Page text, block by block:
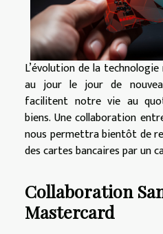
L’évolution de la
au jour le jour de
facilitent notre vie au
biens. Une collaboration
nous permettra bientôt de
des cartes bancaires par un
Collaboration
Mastercard